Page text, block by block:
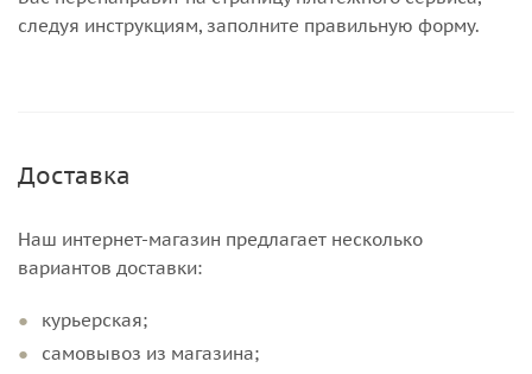
следуя инструкциям, заполните правильную форму.
Доставка
Наш интернет-магазин предлагает несколько
вариантов доставки:
курьерская;
самовывоз из магазина;